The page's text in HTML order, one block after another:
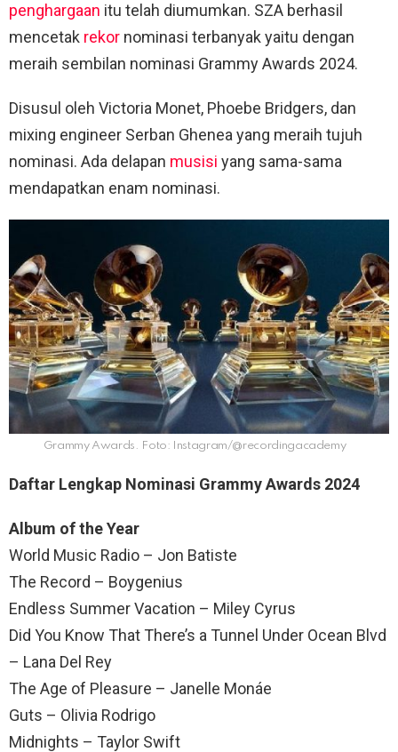
penghargaan itu telah diumumkan. SZA berhasil
mencetak rekor nominasi terbanyak yaitu dengan
meraih sembilan nominasi Grammy Awards 2024.
Disusul oleh Victoria Monet, Phoebe Bridgers, dan
mixing engineer Serban Ghenea yang meraih tujuh
nominasi. Ada delapan musisi yang sama-sama
mendapatkan enam nominasi.
Grammy Awards. Foto: Instagram/@recordingacademy
Daftar Lengkap Nominasi Grammy Awards 2024
Album of the Year
World Music Radio – Jon Batiste
The Record – Boygenius
Endless Summer Vacation – Miley Cyrus
Did You Know That There’s a Tunnel Under Ocean Blvd
– Lana Del Rey
The Age of Pleasure – Janelle Monáe
Guts – Olivia Rodrigo
Midnights – Taylor Swift